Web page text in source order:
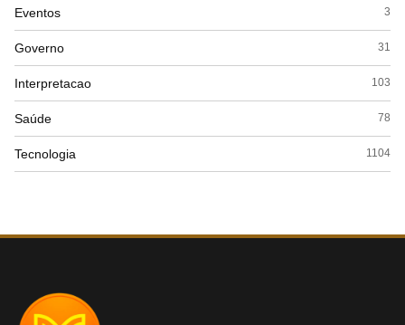
Eventos 3
Governo 31
Interpretacao 103
Saúde 78
Tecnologia 1104